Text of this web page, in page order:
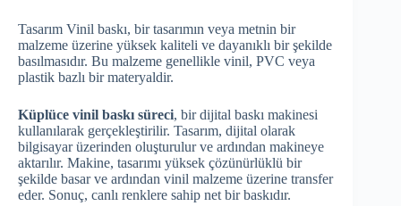
Tasarım Vinil baskı, bir tasarımın veya metnin bir
malzeme üzerine yüksek kaliteli ve dayanıklı bir şekilde
basılmasıdır. Bu malzeme genellikle vinil, PVC veya
plastik bazlı bir materyaldir.
Küplüce vinil baskı süreci, bir dijital baskı makinesi
kullanılarak gerçekleştirilir. Tasarım, dijital olarak
bilgisayar üzerinden oluşturulur ve ardından makineye
aktarılır. Makine, tasarımı yüksek çözünürlüklü bir
şekilde basar ve ardından vinil malzeme üzerine transfer
eder. Sonuç, canlı renklere sahip net bir baskıdır.